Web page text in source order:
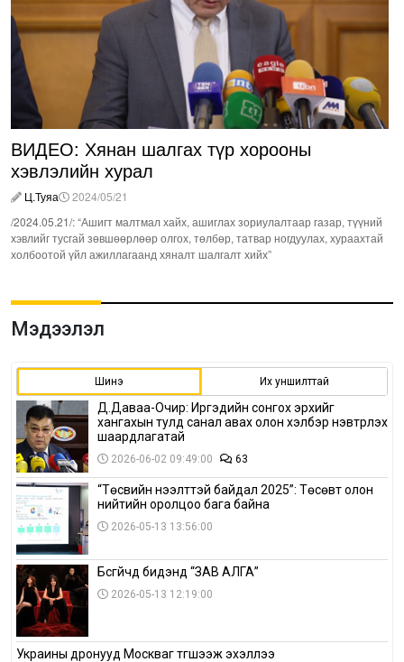
ВИДЕО: Хянан шалгах түр хорооны
хэвлэлийн хурал
Ц.Туяа
2024/05/21
/2024.05.21/: “Ашигт малтмал хайх, ашиглах зориулалтаар газар, түүний
хэвлийг тусгай зөвшөөрлөөр олгох, төлбөр, татвар ногдуулах, хураахтай
холбоотой үйл ажиллагаанд хяналт шалгалт хийх”
Мэдээлэл
Шинэ Их уншилттай
Д.Даваа-Очир: Иргэдийн сонгох эрхийг
хангахын тулд санал авах олон хэлбэр нэвтрүүлэх
шаардлагатай
2026-06-02 09:49:00 63
“Төсвийн нээлттэй байдал 2025”: Төсөвт олон
нийтийн оролцоо бага байна
2026-05-13 13:56:00
Бүсгүйчүүд бидэнд “ЗАВ АЛГА”
2026-05-13 12:19:00
Украины дронууд Москваг түгшээж эхэллээ